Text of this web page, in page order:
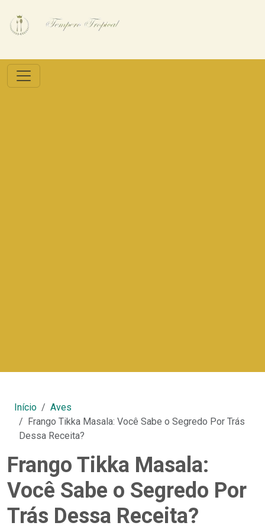
Início
Aves
Frango Tikka Masala: Você Sabe o Segredo Por Trás
Dessa Receita?
Frango Tikka Masala:
Você Sabe o Segredo Por
Trás Dessa Receita?